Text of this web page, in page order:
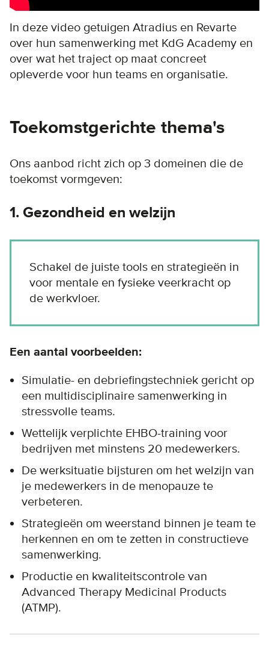
In deze video getuigen Atradius en Revarte
over hun samenwerking met KdG Academy en
over wat het traject op maat concreet
opleverde voor hun teams en organisatie.
Toekomstgerichte thema's
Ons aanbod richt zich op 3 domeinen die de
toekomst vormgeven:
1. Gezondheid en welzijn
Schakel de juiste tools en strategieën in
voor mentale en fysieke veerkracht op
de werkvloer.
Een aantal voorbeelden:
Simulatie- en debriefingstechniek gericht op
een multidisciplinaire samenwerking in
stressvolle teams.
Wettelijk verplichte EHBO-training voor
bedrijven met minstens 20 medewerkers.
De werksituatie bijsturen om het welzijn van
je medewerkers in de menopauze te
verbeteren.
Strategieën om weerstand binnen je team te
herkennen en om te zetten in constructieve
samenwerking.
Productie en kwaliteitscontrole van
Advanced Therapy Medicinal Products
(ATMP).